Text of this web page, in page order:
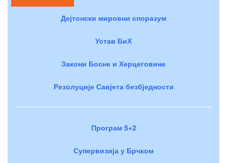
Дејтонски мировни споразум
Устав БиХ
Закони Босне и Херцеговине
Резолуције Савјета безбједности
Програм 5+2
Супервизија у Брчком